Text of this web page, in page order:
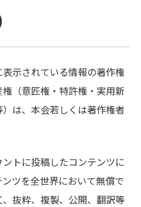
示されている情報の著作権
（意匠権・特許権・実用新
は、本会若しくは著作権者
トに投稿したコンテンツに
ツを全世界において無償で
抜粋、複製、公開、翻訳等